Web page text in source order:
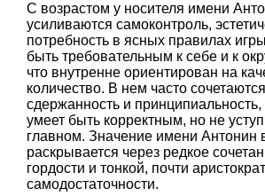
С возрастом у носителя имени
усиливаются самоконтроль,
потребность в ясных правилах
быть требовательным к себе и к
что внутренне ориентирован на
количество. В нем часто
сдержанность и принципиальность,
умеет быть корректным, но не
главном. Значение имени Антонин
раскрывается через редкое
гордости и тонкой, почти
самодостаточности.